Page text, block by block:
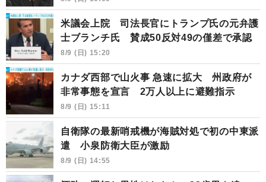
米議会上院 司法長官にトランプ氏の元弁護
士ブランチ氏 賛成50反対49の僅差で承認
8/9 (日) 15:20
カナダ西部で山火事 急速に拡大 州政府が
非常事態を宣言 2万人以上に避難指示
8/9 (日) 15:11
自衛隊の最新哨戒機が海賊対処で初の中東派
遣 小泉防衛大臣が激励
8/9 (日) 14:55